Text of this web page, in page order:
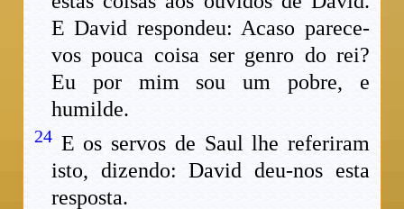
E David respondeu: Acaso parece-
vos pouca coisa ser genro do rei?
Eu por mim sou um pobre, e
humilde.
24 E os servos de Saul lhe referiram
isto, dizendo: David deu-nos esta
resposta.